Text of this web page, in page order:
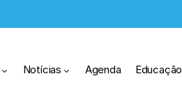
Notícias Agenda Educação